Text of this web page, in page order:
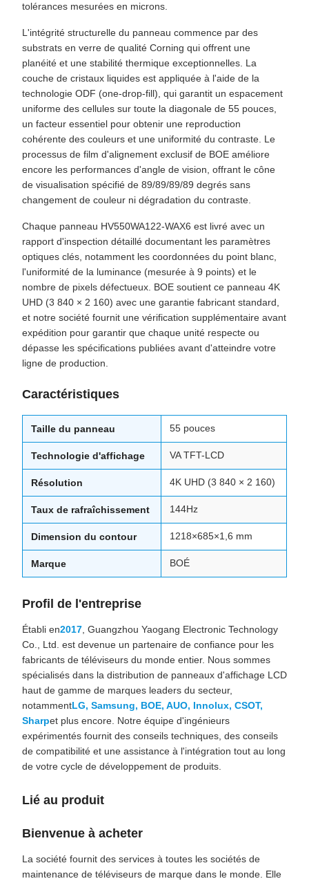
tolérances mesurées en microns.
L'intégrité structurelle du panneau commence par des
substrats en verre de qualité Corning qui offrent une
planéité et une stabilité thermique exceptionnelles. La
couche de cristaux liquides est appliquée à l'aide de la
technologie ODF (one-drop-fill), qui garantit un espacement
uniforme des cellules sur toute la diagonale de 55 pouces,
un facteur essentiel pour obtenir une reproduction
cohérente des couleurs et une uniformité du contraste. Le
processus de film d'alignement exclusif de BOE améliore
encore les performances d'angle de vision, offrant le cône
de visualisation spécifié de 89/89/89/89 degrés sans
changement de couleur ni dégradation du contraste.
Chaque panneau HV550WA122-WAX6 est livré avec un
rapport d'inspection détaillé documentant les paramètres
optiques clés, notamment les coordonnées du point blanc,
l'uniformité de la luminance (mesurée à 9 points) et le
nombre de pixels défectueux. BOE soutient ce panneau 4K
UHD (3 840 × 2 160) avec une garantie fabricant standard,
et notre société fournit une vérification supplémentaire avant
expédition pour garantir que chaque unité respecte ou
dépasse les spécifications publiées avant d'atteindre votre
ligne de production.
Caractéristiques
Taille du panneau 55 pouces
Technologie d'affichage VA TFT-LCD
Résolution 4K UHD (3 840 × 2 160)
Taux de rafraîchissement 144Hz
Dimension du contour 1218×685×1,6 mm
Marque BOÉ
Profil de l'entreprise
Établi en2017 , Guangzhou Yaogang Electronic Technology
Co., Ltd. est devenue un partenaire de confiance pour les
fabricants de téléviseurs du monde entier. Nous sommes
spécialisés dans la distribution de panneaux d'affichage LCD
haut de gamme de marques leaders du secteur,
notammentLG, Samsung, BOE, AUO, Innolux, CSOT,
Sharpet plus encore. Notre équipe d'ingénieurs
expérimentés fournit des conseils techniques, des conseils
de compatibilité et une assistance à l'intégration tout au long
de votre cycle de développement de produits.
Lié au produit
Bienvenue à acheter
La société fournit des services à toutes les sociétés de
maintenance de téléviseurs de marque dans le monde. Elle